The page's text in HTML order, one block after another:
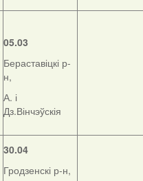
05.03
Бераставіцкі р-
н,
А. і
Дз.Вінчэўскія
30.04
Гродзенскі р-н,